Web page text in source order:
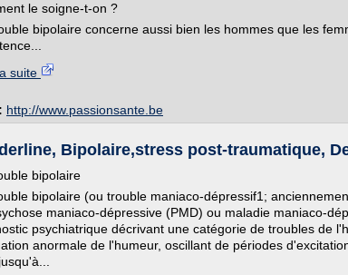
le soigne-t-on ?
bipolaire concerne aussi bien les hommes que les
suite
http://www.passionsante.be
Bipolaire,stress post-traumatique,
bipolaire
bipolaire (ou trouble maniaco-dépressif1;
maniaco-dépressive (PMD) ou maladie maniaco-
psychiatrique décrivant une catégorie de troubles de
anormale de l'humeur, oscillant de périodes